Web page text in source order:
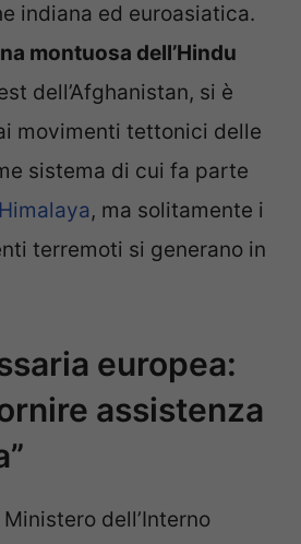
indiana ed euroasiatica.
montuosa dell’Hindu
dell’Afghanistan, si è
movimenti tettonici delle
sistema di cui fa parte
Himalaya, ma solitamente i
terremoti si generano in
europea:
assistenza
dell’Interno